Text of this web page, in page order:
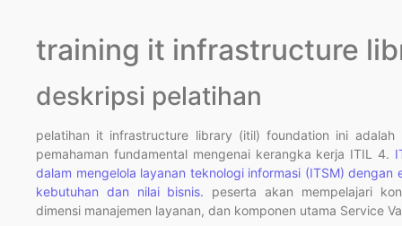
training it infrastructure
deskripsi pelatihan
pelatihan it infrastructure library (itil) foundation ini adalah
pemahaman fundamental mengenai kerangka kerja ITIL 4.
dalam mengelola layanan teknologi informasi (ITSM)
kebutuhan dan nilai bisnis.
peserta akan mempelajari
dimensi manajemen layanan, dan komponen utama Service